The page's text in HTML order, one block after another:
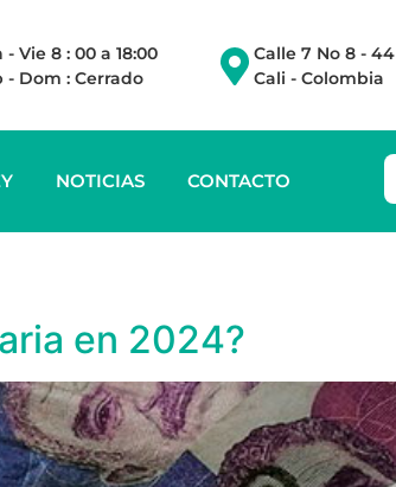
- Vie 8 : 00 a 18:00
- Dom : Cerrado
Calle 7 No 8 - 44
Cali - Colombia
NOTICIAS CONTACTO
en 2024?